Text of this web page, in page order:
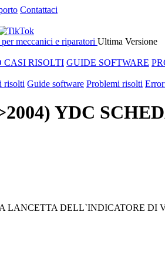
Contattaci
Ultima Versione
CASI RISOLTI GUIDE SOFTWARE
risolti Guide software Problemi risolti
YDC
LANCETTA DELL`INDICATORE DI